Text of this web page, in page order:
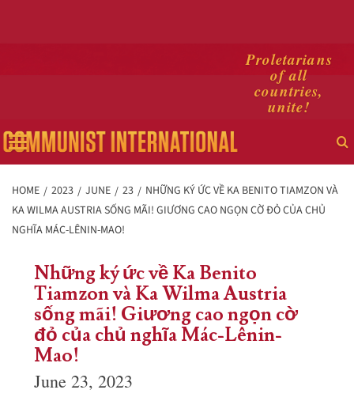
Proletarians
of all
countries,
unite!
Primary
Menu
HOME 2023 JUNE 23
NHỮNG KÝ ỨC VỀ KA BENITO TIAMZON VÀ
KA WILMA AUSTRIA SỐNG MÃI! GIƯƠNG CAO NGỌN CỜ ĐỎ CỦA CHỦ
NGHĨA MÁC-LÊNIN-MAO!
Những ký ức về Ka Benito
Tiamzon và Ka Wilma Austria
sống mãi! Giương cao ngọn cờ
đỏ của chủ nghĩa Mác-Lênin-
Mao!
June 23, 2023